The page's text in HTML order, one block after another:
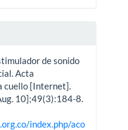
de sonido
Acta
cuello [Internet].
10];49(3):184-8.
index.php/aco